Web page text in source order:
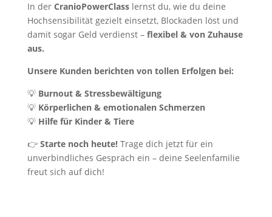
In der CranioPowerClasslernst du, wie du deine
Hochsensibilität gezielt einsetzt, Blockaden löst und
damit sogar Geld verdienst – flexibel & von Zuhause
aus.
Unsere Kunden berichten von tollen Erfolgen bei:
💡 Burnout & Stressbewältigung
💡 Körperlichen & emotionalen Schmerzen
💡 Hilfe für Kinder & Tiere
👉 Starte noch heute!Trage dich jetzt für ein
unverbindliches Gespräch ein – deine Seelenfamilie
freut sich auf dich!